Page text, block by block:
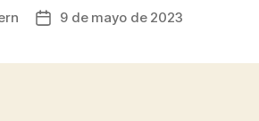
Fecha9 de mayo de 2023